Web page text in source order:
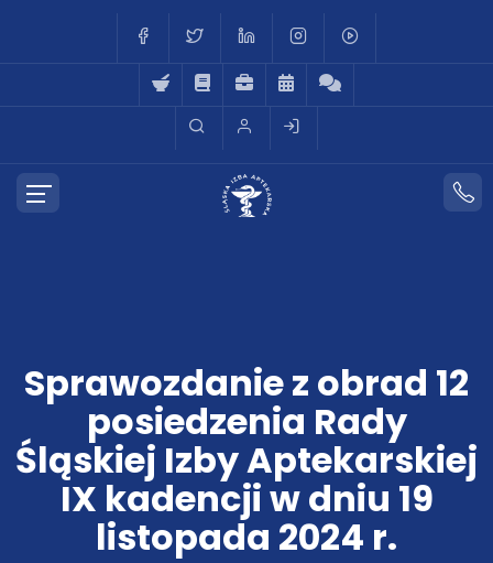
Sprawozdanie z obrad 12
posiedzenia Rady
Śląskiej Izby Aptekarskiej
IX kadencji w dniu 19
listopada 2024 r.